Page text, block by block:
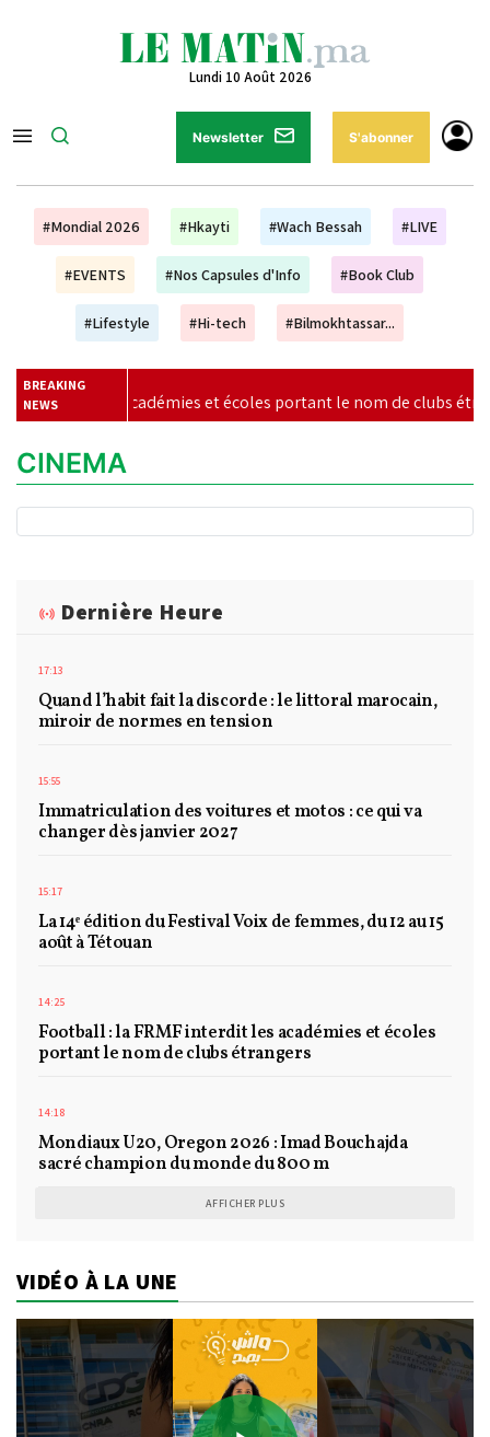
Lundi 10 Août 2026
Newsletter S'abonner
#Mondial 2026 #Hkayti #Wach Bessah #LIVE
#EVENTS #Nos Capsules d'Info #Book Club
#Lifestyle #Hi-tech #Bilmokhtassar...
BREAKING
NEWS
académies et écoles portant le nom de clubs étrangers |
CINEMA
Dernière Heure
17:13
Quand l’habit fait la discorde : le littoral marocain,
miroir de normes en tension
15:55
Immatriculation des voitures et motos : ce qui va
changer dès janvier 2027
15:17
La 14ᵉ édition du Festival Voix de femmes, du 12 au 15
août à Tétouan
14:25
Football : la FRMF interdit les académies et écoles
portant le nom de clubs étrangers
14:18
Mondiaux U20, Oregon 2026 : Imad Bouchajda
sacré champion du monde du 800 m
AFFICHER PLUS
VIDÉO À LA UNE